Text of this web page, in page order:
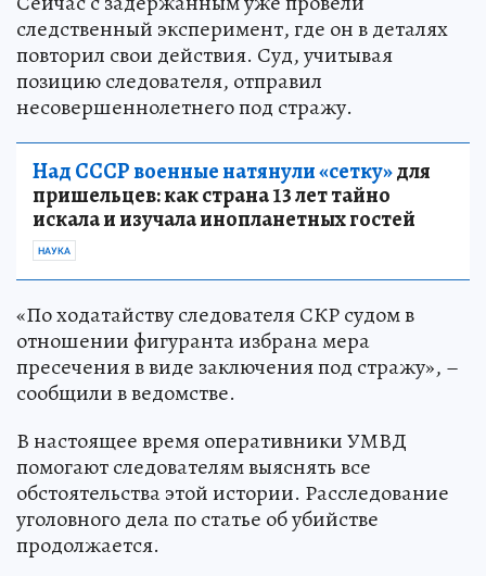
следственный эксперимент, где он в деталях
повторил свои действия. Суд, учитывая
позицию следователя, отправил
несовершеннолетнего под стражу.
Над СССР военные натянули «сетку»для
пришельцев: как страна 13 лет тайно
искала и изучала инопланетных гостей
НАУКА
«По ходатайству следователя СКР судом в
отношении фигуранта избрана мера
пресечения в виде заключения под стражу», –
сообщили в ведомстве.
В настоящее время оперативники УМВД
помогают следователям выяснять все
обстоятельства этой истории. Расследование
уголовного дела по статье об убийстве
продолжается.